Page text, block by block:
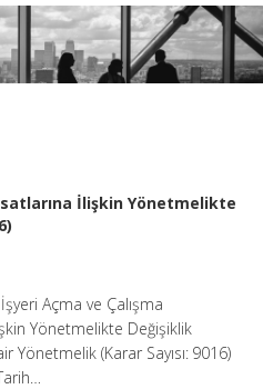
İlişkin Yönetmelikte
Açma ve Çalışma
Yönetmelikte Değişiklik
Yönetmelik (Karar Sayısı: 9016)